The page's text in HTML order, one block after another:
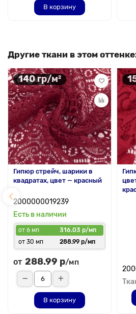
В корзину
Другие ткани в этом
140 гр/м²
Гипюр стрейч, шарики в
квадратах, цвет — красный
2000000019239
Есть в наличии
от 6 мп
316.03 р/мп
от 30 мп
288.99 р/мп
от 288.99 р/мп
В корзину